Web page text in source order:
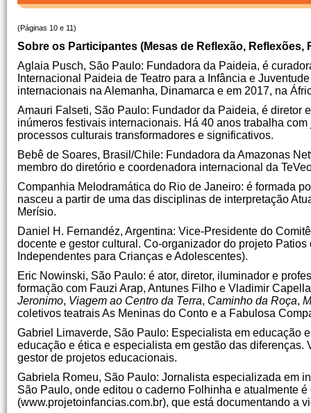
(Páginas 10 e 11)
Sobre os Participantes (Mesas de Reflexão, Reflexões,
Aglaia Pusch, São Paulo: Fundadora da Paideia, é
Internacional Paideia de Teatro para a Infância e
internacionais na Alemanha, Dinamarca e em 2017, na
Amauri Falseti, São Paulo: Fundador da Paideia, é diretor
inúmeros festivais internacionais. Há 40 anos trabalha
processos culturais transformadores e significativos.
Bebê de Soares, Brasil/Chile: Fundadora da Amazonas
membro do diretório e coordenadora internacional da
Companhia Melodramática do Rio de Janeiro: é formada
nasceu a partir de uma das disciplinas de interpretação
Merísio.
Daniel H. Fernandéz, Argentina: Vice-Presidente do
docente e gestor cultural. Co-organizador do projeto
Independentes para Crianças e Adolescentes).
Eric Nowinski, São Paulo: é ator, diretor, iluminador e
formação com Fauzi Arap, Antunes Filho e Vladimir
Jeronimo, Viagem ao Centro da Terra, Caminho da Roça,
coletivos teatrais As Meninas do Conto e a Fabulosa
Gabriel Limaverde, São Paulo: Especialista em educação
educação e ética e especialista em gestão das
gestor de projetos educacionais.
Gabriela Romeu, São Paulo: Jornalista especializada em
São Paulo, onde editou o caderno Folhinha e atualmente
(www.projetoinfancias.com.br), que está documentando a